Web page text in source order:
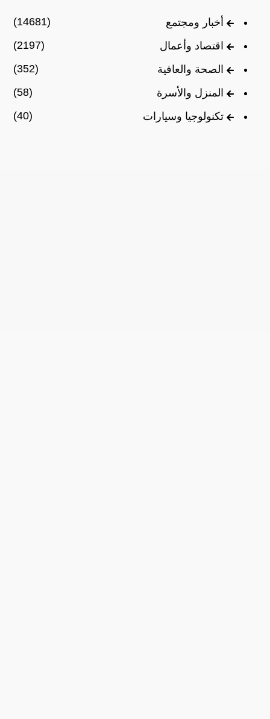
أخبار ومجتمع
(14681)
اقتصاد وأعمال
(2197)
الصحة والعافية
(352)
المنزل والأسرة
(58)
تكنولوجيا وسيارات
(40)